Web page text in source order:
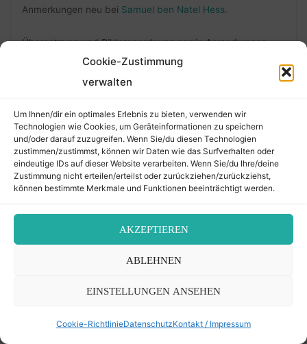
Cookie-Zustimmung
verwalten
Um Ihnen/dir ein optimales Erlebnis zu bieten, verwenden wir
Technologien wie Cookies, um Geräteinformationen zu speichern
und/oder darauf zuzugreifen. Wenn Sie/du diesen Technologien
zustimmen/zustimmst, können wir Daten wie das Surfverhalten oder
eindeutige IDs auf dieser Website verarbeiten. Wenn Sie/du Ihre/deine
Zustimmung nicht erteilen/erteilst oder zurückziehen/zurückziehst,
können bestimmte Merkmale und Funktionen beeinträchtigt werden.
AKZEPTIEREN
ABLEHNEN
EINSTELLUNGEN ANSEHEN
Cookie-RichtlinieDatenschutzKontakt / Impressum
Anmerkungen neu bei Samuel ben Natel Hess
Übersetzung und Bilderanordnung sowie Anmerkungen
Hindel Hess.
Alexander Jeiteles
Alexander änderte, hat sich leider auch die URL geändert.
01. 12. 25: Korrekturen der Zahlen der Bestatteten im
Überblicksartikel zum jüdischen Friedhof Währing.